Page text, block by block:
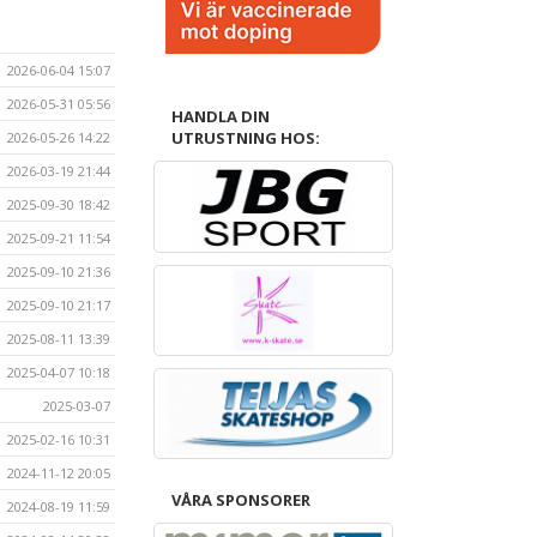
2026-06-04 15:07
2026-05-31 05:56
2026-05-26 14:22
2026-03-19 21:44
2025-09-30 18:42
2025-09-21 11:54
2025-09-10 21:36
2025-09-10 21:17
2025-08-11 13:39
2025-04-07 10:18
2025-03-07
2025-02-16 10:31
2024-11-12 20:05
2024-08-19 11:59
HANDLA DIN
UTRUSTNING HOS:
VÅRA SPONSORER